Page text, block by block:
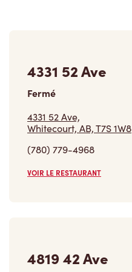
4331 52 Ave
Fermé
4331 52 Ave,
Whitecourt, AB, T7S 1W8
(780) 779-4968
VOIR LE RESTAURANT
4819 42 Ave